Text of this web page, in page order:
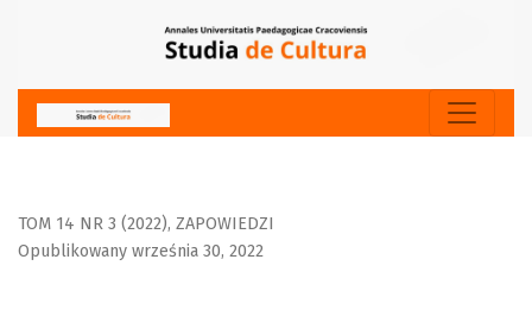
TOM 14 NR 3 (2022), ZAPOWIEDZI
Opublikowany września 30, 2022